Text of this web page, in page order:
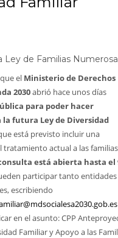
Ley de Familias
el Ministerio de Derechos
2030abrió hace unos días
para poder hacer
futura Ley de Diversidad
está previsto incluir una
tratamiento actual a las familias
está abierta hasta el
participar tanto entidades
escribiendo
en el asunto: CPP
Familiar y Apoyo a las